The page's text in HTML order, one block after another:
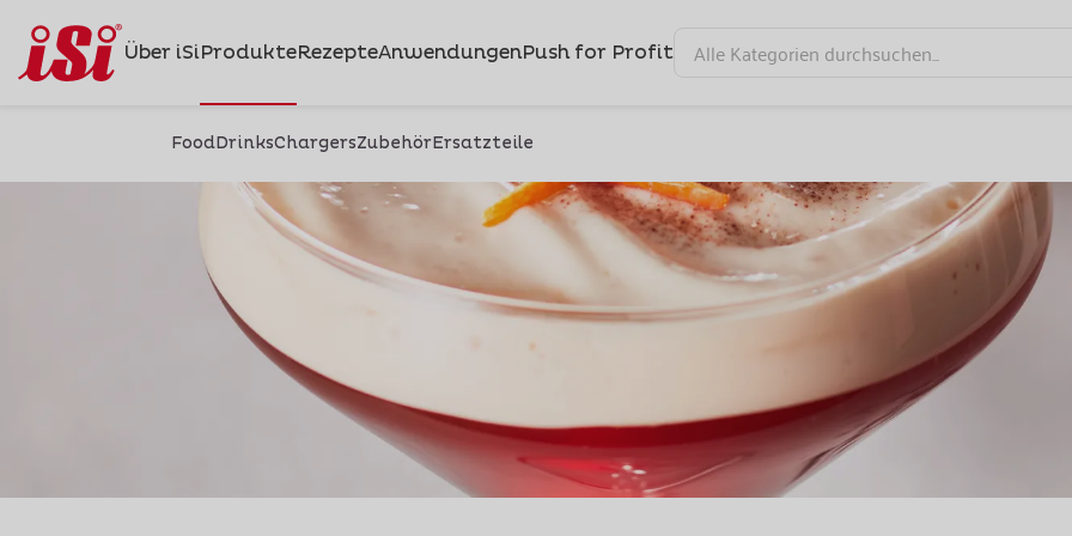
Über iSiProdukteRezepteAnwendungenPush for Profit
FoodDrinksChargersZubehörErsatzteile